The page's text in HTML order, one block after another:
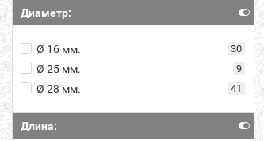
Диаметр:
Ø 16 мм. 30
Ø 25 мм. 9
Ø 28 мм. 41
Длина: